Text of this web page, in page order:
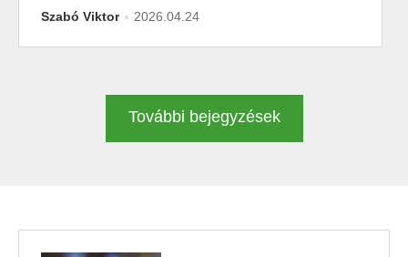
Szabó Viktor 2026.04.24
További bejegyzések